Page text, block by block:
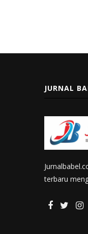
JURNAL
terbaru